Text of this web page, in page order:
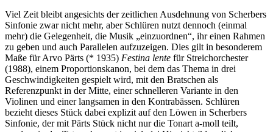
Viel Zeit bleibt angesichts der zeitlichen Ausdehnung von Scherbers
Sinfonie zwar nicht mehr, aber Schlüren nutzt dennoch (einmal
mehr) die Gelegenheit, die Musik „einzuordnen“, ihr einen Rahmen
zu geben und auch Parallelen aufzuzeigen. Dies gilt in besonderem
Maße für Arvo Pärts (* 1935) Festina lente für Streichorchester
(1988), einem Proportionskanon, bei dem das Thema in drei
Geschwindigkeiten gespielt wird, mit den Bratschen als
Referenzpunkt in der Mitte, einer schnelleren Variante in den
Violinen und einer langsamen in den Kontrabässen. Schlüren
bezieht dieses Stück dabei explizit auf den Löwen in Scherbers
Sinfonie, der mit Pärts Stück nicht nur die Tonart a-moll teilt,